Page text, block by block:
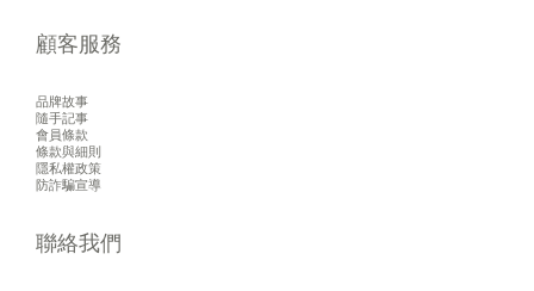
顧客服務
品牌故事
隨手記事
會員條款
條款與細則
隱私權政策
防詐騙宣導
聯絡我們